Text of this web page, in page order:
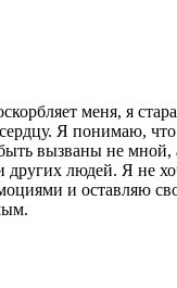
меня, я
Я понимаю,
вызваны не
других людей. Я не
и оставляю